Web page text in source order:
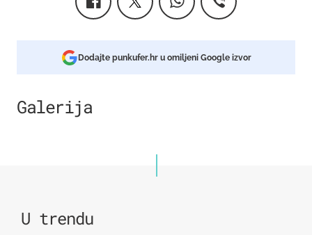
Dodajte punkufer.hr u omiljeni Google izvor
Galerija
U trendu